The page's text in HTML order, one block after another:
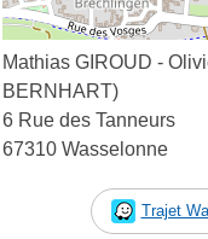
Mathias GIROUD -
BERNHART)
6 Rue des Tanneurs
67310 Wasselonne
Trajet